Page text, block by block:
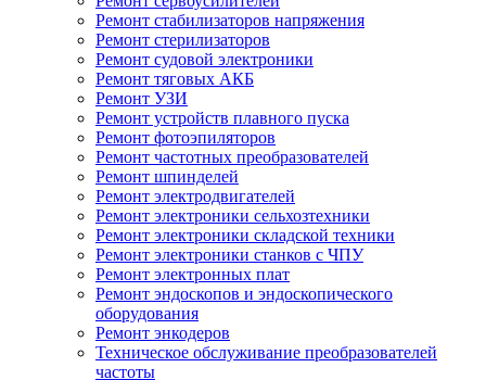
Ремонт стабилизаторов напряжения
Ремонт стерилизаторов
Ремонт судовой электроники
Ремонт тяговых АКБ
Ремонт УЗИ
Ремонт устройств плавного пуска
Ремонт фотоэпиляторов
Ремонт частотных преобразователей
Ремонт шпинделей
Ремонт электродвигателей
Ремонт электроники сельхозтехники
Ремонт электроники складской техники
Ремонт электроники станков с ЧПУ
Ремонт электронных плат
Ремонт эндоскопов и эндоскопического
оборудования
Ремонт энкодеров
Техническое обслуживание преобразователей
частоты